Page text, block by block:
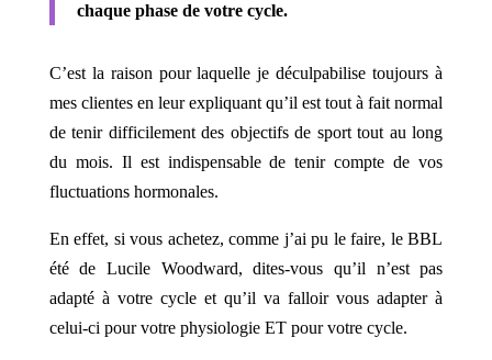
chaque phase de votre cycle.
C’est la raison pour laquelle je déculpabilise toujours à
mes clientes en leur expliquant qu’il est tout à fait normal
de tenir difficilement des objectifs de sport tout au long
du mois. Il est indispensable de tenir compte de vos
fluctuations hormonales.
En effet, si vous achetez, comme j’ai pu le faire, le BBL
été deLucile Woodward, dites-vous qu’il n’est pas
adapté à votre cycle et qu’il va falloir vous adapter à
celui-ci pour votre physiologie ET pour votre cycle.